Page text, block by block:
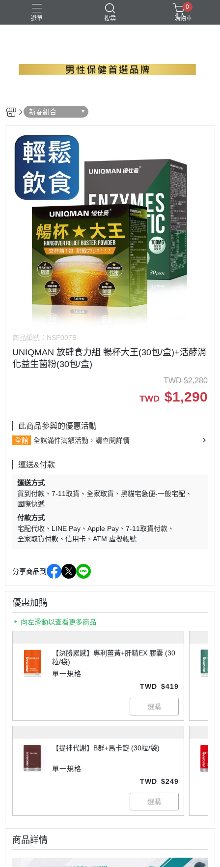
選單 搜尋
B群+馬卡 EPA魚油 瑪卡 精胺酸 螯合鋅
0
購物車
新春組合
商品編號： NSF007B
UNIQMAN 放肆食力組 暢杯大王(30包/盒)+活酵消
化益生菌粉(30包/盒)
TWD $2,280
TWD $1,290
此商品參與的優惠活動
全館 全館滿件滿額活動，請查閱詳情
運送&付款
運送方式
貨到付款
7-11取貨 全家取貨
黑貓宅急便-一般宅配
國際快遞
付款方式
宅配代收
LINE Pay Apple Pay
7-11取貨付款
全家取貨付款
信用卡 ATM 虛擬帳號
分享商品到
優惠加購
向左滑動以查看更多商品
【決勝累感】專利薑黃+肝精EX 膠囊 (30
粒/袋)
單一規格
TWD $419
【提神代謝】B群+馬卡錠 (30粒/袋)
單一規格
TWD $249
商品詳情